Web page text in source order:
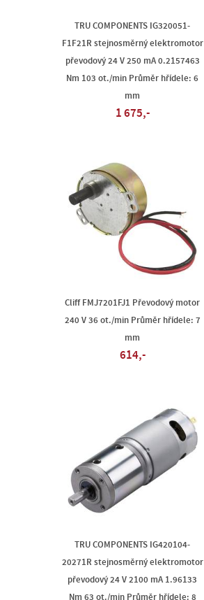
TRU COMPONENTS IG320051-
F1F21R stejnosměrný elektromotor
převodový 24 V 250 mA 0.2157463
Nm 103 ot./min Průměr hřídele: 6
mm
1 675,-
Cliff FMJ7201FJ1 Převodový motor
240 V 36 ot./min Průměr hřídele: 7
mm
614,-
TRU COMPONENTS IG420104-
20271R stejnosměrný elektromotor
převodový 24 V 2100 mA 1.96133
Nm 63 ot./min Průměr hřídele: 8